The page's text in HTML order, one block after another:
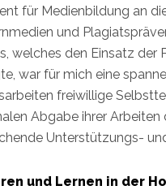
für Medienbildung an
und
welches den Einsatz der
war für mich eine
freiwillige
Abgabe ihrer
Unterstützungs-
und Lernen in der